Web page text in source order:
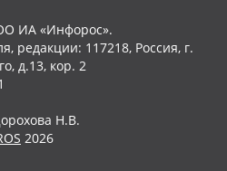
ИА «Инфорос».
редакции: 117218, Россия, г.
д.13, кор. 2
Н.В.
2026